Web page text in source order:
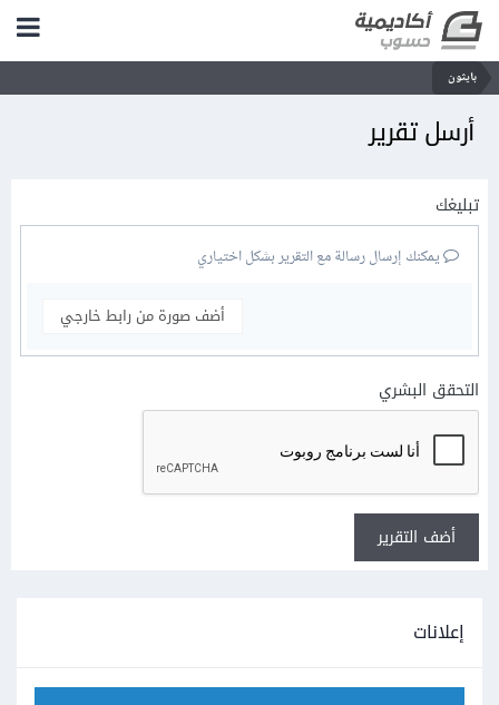
بايثون
أرسل تقرير
تبليغك
يمكنك إرسال رسالة مع التقرير بشكل اختياري
أضف صورة من رابط خارجي
التحقق البشري
أضف التقرير
إعلانات